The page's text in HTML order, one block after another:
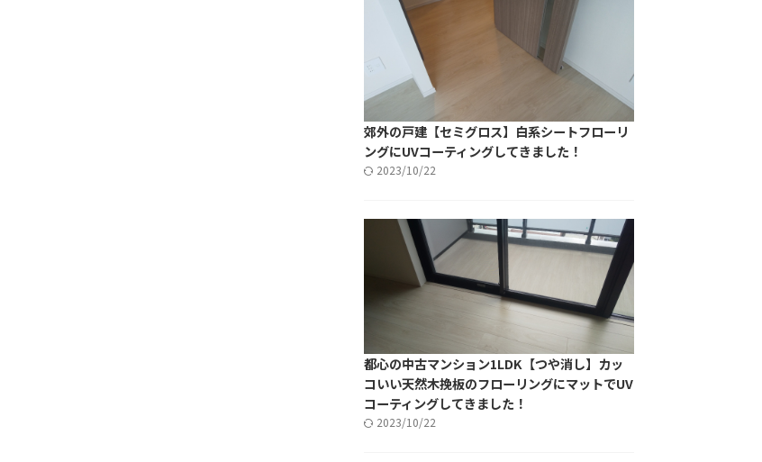
郊外の戸建【セミグロス】白系シートフローリ
ングにUVコーティングしてきました！
2023/10/22
都心の中古マンション1LDK【つや消し】カッ
コいい天然木挽板のフローリングにマットでUV
コーティングしてきました！
2023/10/22